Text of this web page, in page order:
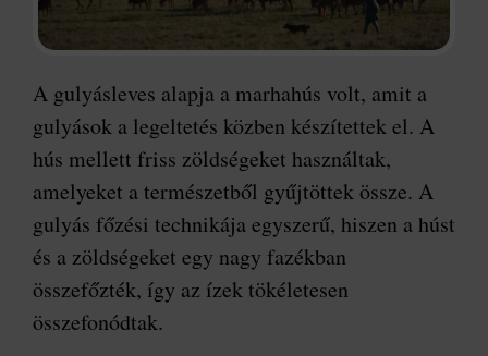
A gulyásleves alapja a marhahús volt, amit a
gulyások a legeltetés közben készítettek el. A
hús mellett friss zöldségeket használtak,
amelyeket a természetből gyűjtöttek össze. A
gulyás főzési technikája egyszerű, hiszen a húst
és a zöldségeket egy nagy fazékban
összefőzték, így az ízek tökéletesen
összefonódtak.